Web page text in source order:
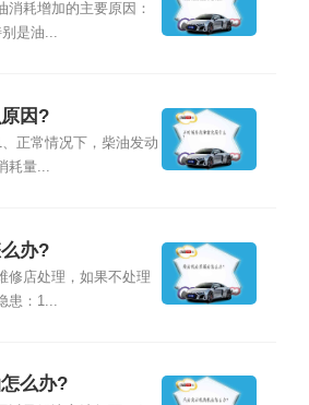
消耗增加的主要原因：
是油...
因?
正常情况下，柴油发动
耗量...
办?
修店处理，如果不处理
患：1...
么办?